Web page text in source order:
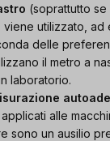
(soprattutto
viene utilizzato, ad
delle
il metro a
laboratorio.
alle
sono un ausilio